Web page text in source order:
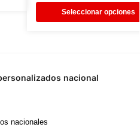
Seleccionar opciones
nacional
nacionales